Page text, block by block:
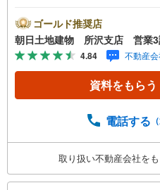
玉・神奈川に展開。豊富
に、お客様一人ひとりに
「住宅ローンが不安」「
る？」「住み替えの進め
却に関するお悩みにも
計画の立案から契約・
件ごとのメリット・注
応。まずはお気軽にご
様は、西武線「所沢駅
お客様は、提携駐車場
ゴールド推奨店
朝日土地建物 所沢支店 営業3
4.84 不動産
資料をもらう
電話する
取り扱い不動産会社を